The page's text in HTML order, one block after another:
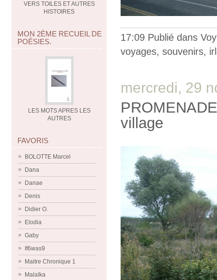
VERS TOILES ET AUTRES
HISTOIRES
MON 2ÈME RECUEIL DE
POÉSIES.
LES MOTS APRES LES
AUTRES
FAVORIS
BOLOTTE Marcel
Dana
Danae
Denis
Didier O.
Elodia
Gaby
If6was9
Maitre Chronique 1
Malaïka
17:09 Publié dans
voyages, souvenirs,
mercredi, 29
village